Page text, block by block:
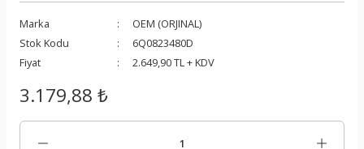
Marka
OEM (ORJINAL)
Stok Kodu
6Q0823480D
Fiyat
2.649,90 TL + KDV
3.179,88 ₺